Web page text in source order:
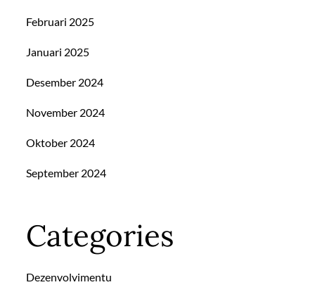
Februari 2025
Januari 2025
Desember 2024
November 2024
Oktober 2024
September 2024
Categories
Dezenvolvimentu